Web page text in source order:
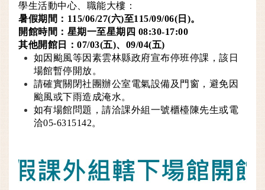
學生活動中心、職能大樓：
暑假期間：115/06/27(六)至115/09/06(日)。
開館時間：星期一至星期四 08:30-17:00
其他開館日：07/03(五)、09/04(五)
如因颱風等因素雲林縣政府宣布停班停課，該日
場館暫停開放。
請確實關閉社團辦公室電氣設備及門窗，避免因
颱風或下雨造成淹水。
如有場館問題，請洽課外組一號櫃檯陳先生或電
洽05-6315142。